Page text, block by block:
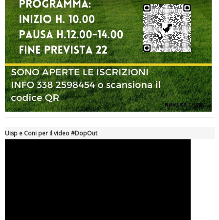
Tiziano Pesce a Radio InBlu2000 traccia il bilancio della stagione
Uisp e Coni per il video #DopOut